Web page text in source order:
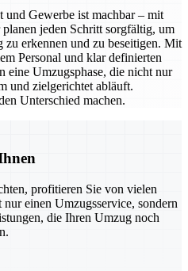
Gewerbe ist machbar – mit
jeden Schritt sorgfältig, um
erkennen und zu beseitigen. Mit
Personal und klar definierten
eine Umzugsphase, die nicht nur
und zielgerichtet abläuft.
Unterschied machen.
profitieren Sie von vielen
einen Umzugsservice, sondern
die Ihren Umzug noch